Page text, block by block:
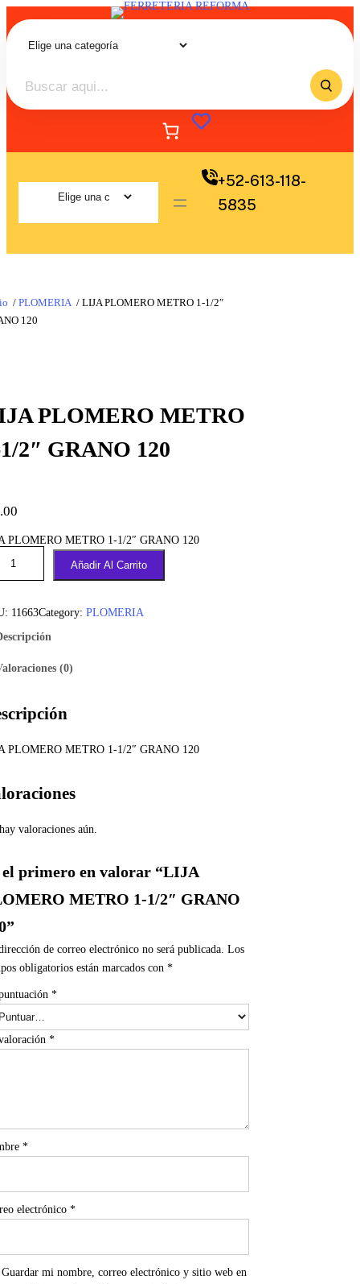
+52-613-118-
5835
/ PLOMERIA / LIJA PLOMERO METRO 1-1/2″
120
PLOMERO METRO
2″ GRANO 120
PLOMERO METRO 1-1/2″ GRANO 120
Añadir Al Carrito
11663Category: PLOMERIA
(0)
PLOMERO METRO 1-1/2″ GRANO 120
valoraciones aún.
el primero en valorar “LIJA
METRO 1-1/2″ GRANO
de correo electrónico no será publicada. Los
obligatorios están marcados con *
*
*
*
electrónico *
Guardar mi nombre, correo electrónico y sitio web en